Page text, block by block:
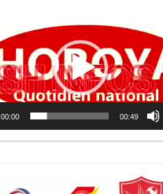
00:00 00:49